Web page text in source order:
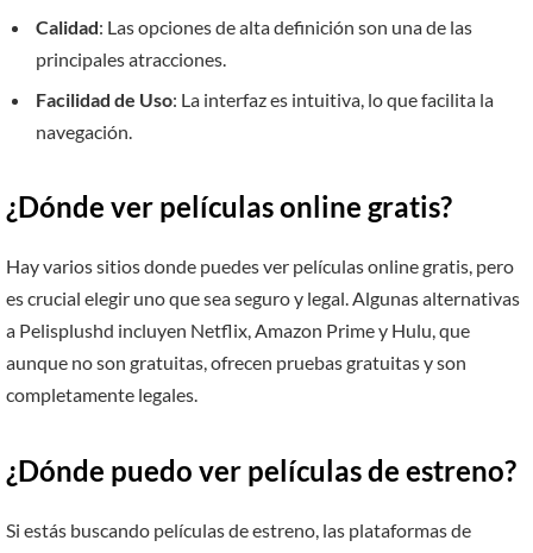
Calidad: Las opciones de alta definición son una de las
principales atracciones.
Facilidad de Uso: La interfaz es intuitiva, lo que facilita la
navegación.
¿Dónde ver películas online gratis?
Hay varios sitios donde puedes ver películas online gratis, pero
es crucial elegir uno que sea seguro y legal. Algunas alternativas
a Pelisplushd incluyen Netflix, Amazon Prime y Hulu, que
aunque no son gratuitas, ofrecen pruebas gratuitas y son
completamente legales.
¿Dónde puedo ver películas de estreno?
Si estás buscando películas de estreno, las plataformas de